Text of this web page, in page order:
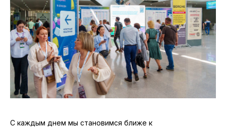
С каждым днем мы становимся ближе к